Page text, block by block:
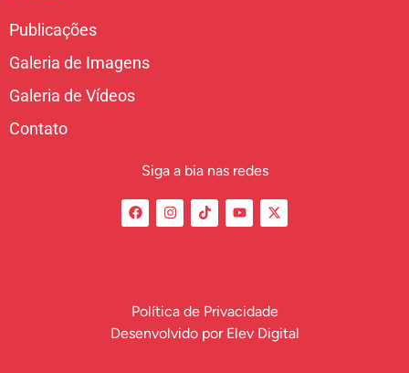
Publicações
Galeria de Imagens
Galeria de Vídeos
Contato
Siga a bia nas redes
Política de Privacidade
Desenvolvido por Elev Digital